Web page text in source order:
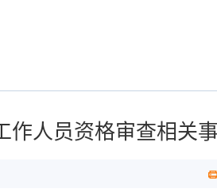
人员资格审查相关